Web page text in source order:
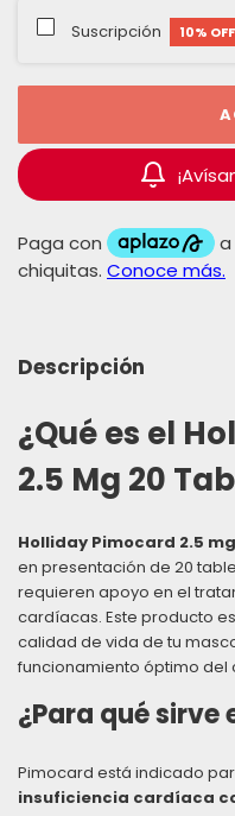
Suscripción 10% OFF
Descripción
¿Qué es el
2.5 Mg 20
Holliday Pimocard 2.5 mg
en presentación de 20
requieren apoyo en el
cardíacas. Este producto
calidad de vida de tu
funcionamiento óptimo del
¿Para qué sirve
Pimocard está indicado
insuficiencia cardíaca